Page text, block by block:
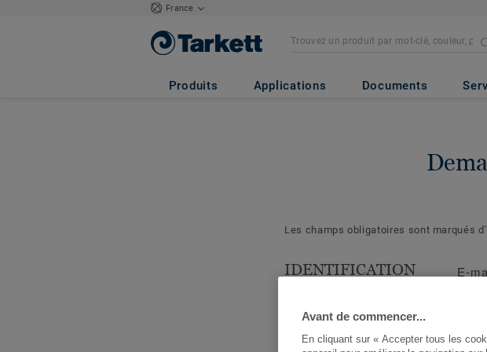
France
Produits Applications Documents
Les champs obligatoires sont marqués
IDENTIFICATION
Les questions suivantes
cerner votre demande et d'y
E-
Avant de commencer...
En cliquant sur « Accepter tous les